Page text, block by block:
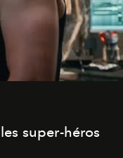
super-héros